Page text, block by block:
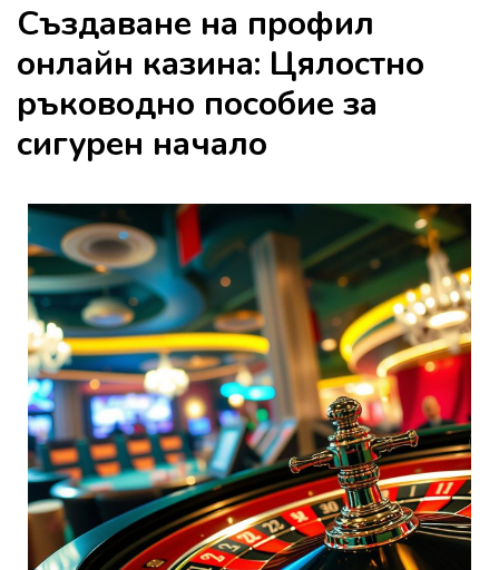
Създаване на профил
онлайн казина: Цялостно
ръководно пособие за
сигурен начало